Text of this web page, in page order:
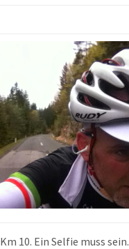
Km 10. Ein Selfie muss sein.